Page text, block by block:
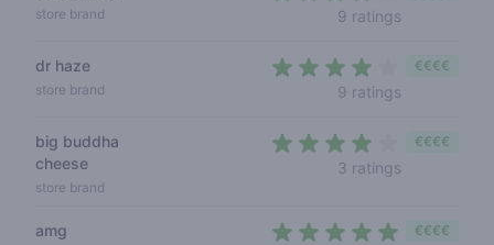
store brand 9 ratings
dr haze
store brand 9 ratings
€€€€
big buddha
cheese
store brand
3 ratings
€€€€
amg €€€€